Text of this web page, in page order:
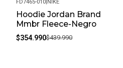
-19%
FD7465-010|NIKE
Hoodie Jordan Brand
Mmbr Fleece-Negro
$354.990$439.990